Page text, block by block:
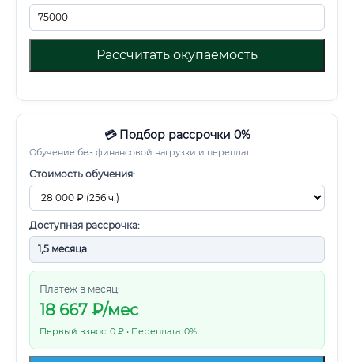
Рассчитать окупаемость
💳 Подбор рассрочки 0%
Обучение без финансовой нагрузки и переплат
Стоимость обучения:
Доступная рассрочка:
Платеж в месяц:
18 667 ₽/мес
Первый взнос: 0 ₽ • Переплата: 0%